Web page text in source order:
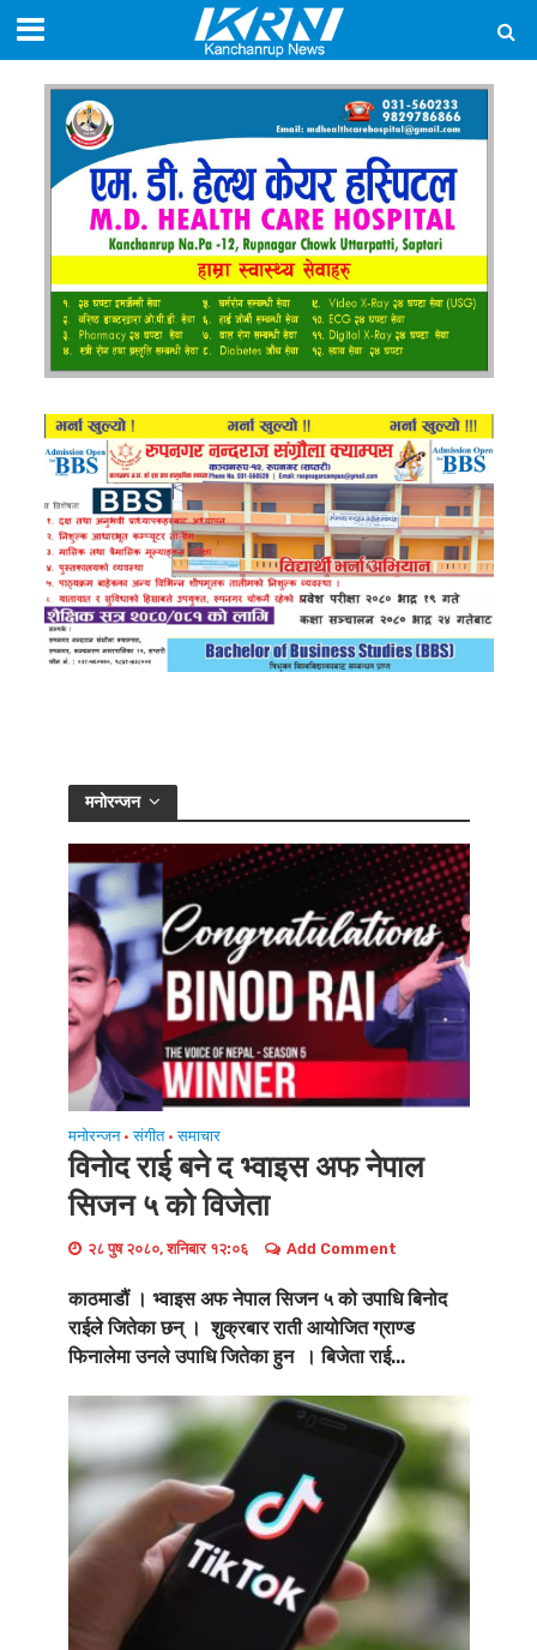
मनोरन्जन
मनोरन्जन • संगीत • समाचार
विनोद राई बने द भ्वाइस अफ नेपाल
सिजन ५ को विजेता
२८ पुष २०८०, शनिबार १२:०६ Add Comment
काठमाडौं । भ्वाइस अफ नेपाल सिजन ५ को उपाधि बिनोद
राईले जितेका छन् । शुक्रबार राती आयोजित ग्राण्ड
फिनालेमा उनले उपाधि जितेका हुन । बिजेता राई...